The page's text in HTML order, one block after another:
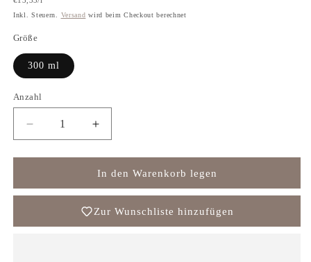
Preis
Inkl. Steuern. Versand wird beim Checkout berechnet
Größe
300 ml
Anzahl
Anzahl
Verringere
die
Menge
Thuraya
Erhöhe
die
Menge
für
Thuraya
In den Warenkorb legen
Zur Wunschliste hinzufügen